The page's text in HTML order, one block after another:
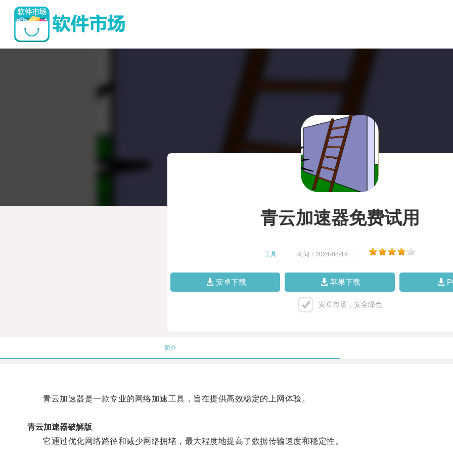
青云加速器免费试用
工具 时间：2024-08-19
安卓下载 苹果下载
安卓市场，安全绿色
简介
青云加速器是一款专业的网络加速工具，旨在提供高效稳定的上网体验。
青云加速器破解版
它通过优化网络路径和减少网络拥堵，最大程度地提高了数据传输速度和稳定性。